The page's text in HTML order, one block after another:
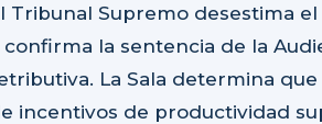
Tribunal Supremo desestima
confirma la sentencia de la
La Sala determina
incentivos de productividad